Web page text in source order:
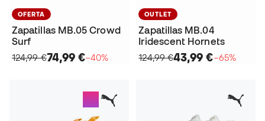
OFERTA
Zapatillas MB.05 Crowd
Surf
124,99 €74,99 €−40%
OUTLET
Zapatillas MB.04
Iridescent Hornets
124,99 €43,99 €−65%